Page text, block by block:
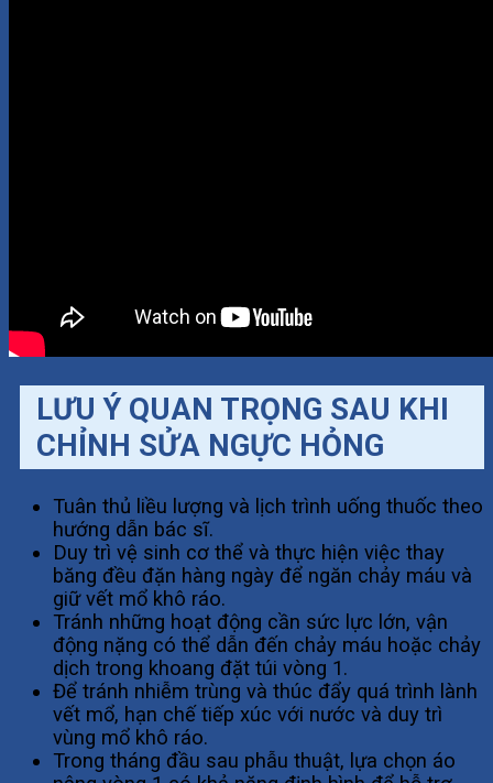
LƯU Ý QUAN TRỌNG SAU KHI
CHỈNH SỬA NGỰC HỎNG
Tuân thủ liều lượng và lịch trình uống thuốc theo
hướng dẫn bác sĩ.
Duy trì vệ sinh cơ thể và thực hiện việc thay
băng đều đặn hàng ngày để ngăn chảy máu và
giữ vết mổ khô ráo.
Tránh những hoạt động cần sức lực lớn, vận
động nặng có thể dẫn đến chảy máu hoặc chảy
dịch trong khoang đặt túi vòng 1.
Để tránh nhiễm trùng và thúc đẩy quá trình lành
vết mổ, hạn chế tiếp xúc với nước và duy trì
vùng mổ khô ráo.
Trong tháng đầu sau phẫu thuật, lựa chọn áo